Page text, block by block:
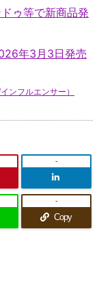
ゥ等で新商品発
年3月3日発売
ンフルエンサー）
-
Copy
-